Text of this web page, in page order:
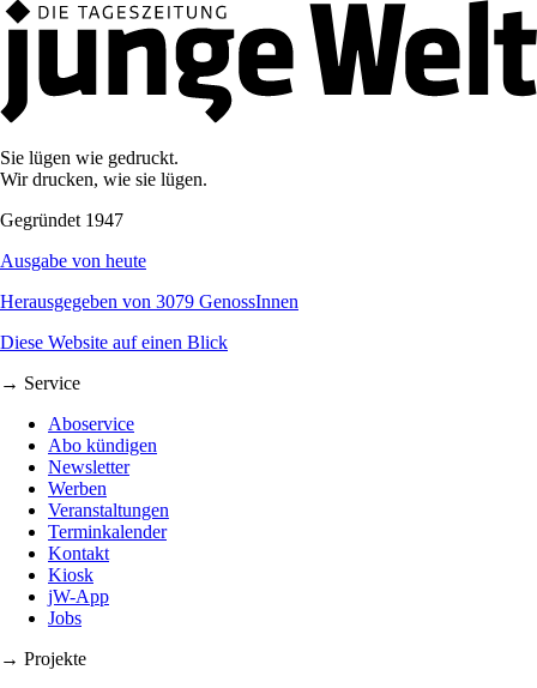
Sie lügen wie gedruckt.
Wir drucken, wie sie lügen.
Gegründet 1947
Ausgabe von heute
Herausgegeben von 3079 GenossInnen
Diese Website auf einen Blick
→ Service
Aboservice
Abo kündigen
Newsletter
Werben
Veranstaltungen
Terminkalender
Kontakt
Kiosk
jW-App
Jobs
→ Projekte